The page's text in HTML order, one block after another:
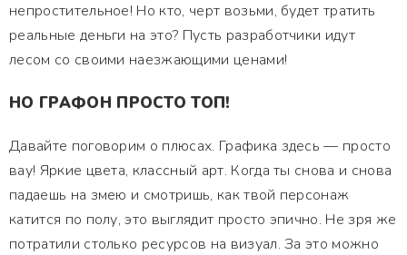
непростительное! Но кто, черт возьми, будет тратить
реальные деньги на это? Пусть разработчики идут
лесом со своими наезжающими ценами!
НО ГРАФОН ПРОСТО ТОП!
Давайте поговорим о плюсах. Графика здесь — просто
вау! Яркие цвета, классный арт. Когда ты снова и снова
падаешь на змею и смотришь, как твой персонаж
катится по полу, это выглядит просто эпично. Не зря же
потратили столько ресурсов на визуал. За это можно